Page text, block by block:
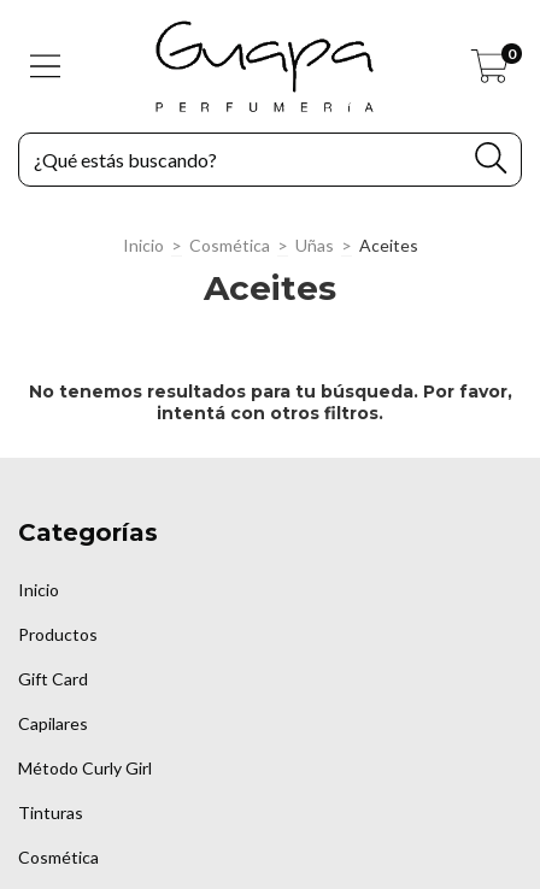
0
Inicio > Cosmética > Uñas > Aceites
Aceites
No tenemos resultados para tu búsqueda. Por favor,
intentá con otros filtros.
Categorías
Inicio
Productos
Gift Card
Capilares
Método Curly Girl
Tinturas
Cosmética